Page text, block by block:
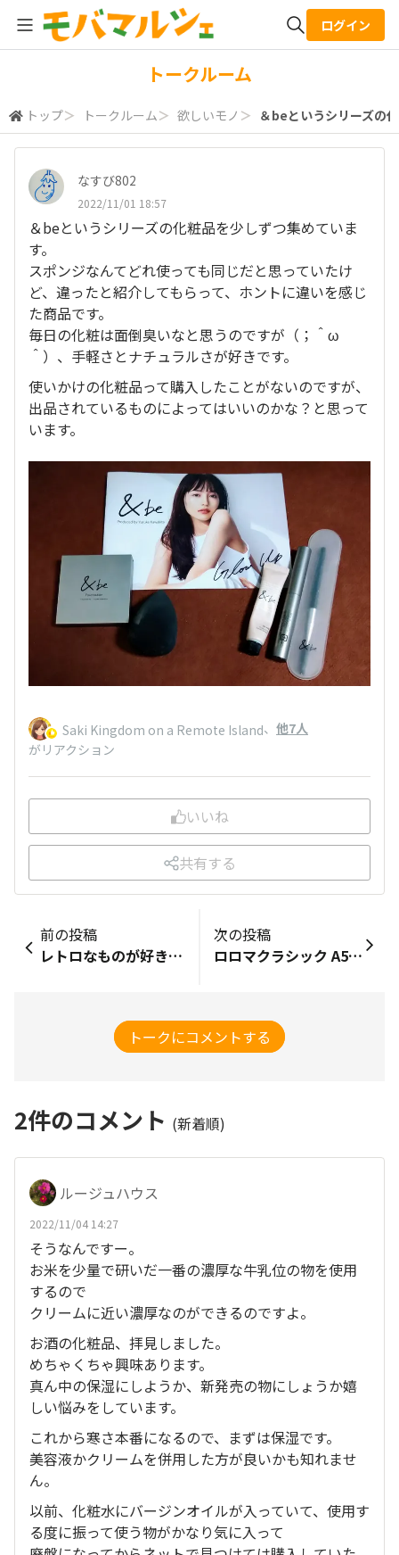
検索
ログイン
トークルーム
トップ＞ トークルーム＞ 欲しいモノ ＞ ＆beというシリーズの
なすび802
2022/11/01 18:57
＆beというシリーズの化粧品を少しずつ集めていま
す。
スポンジなんてどれ使っても同じだと思っていたけ
ど、違ったと紹介してもらって、ホントに違いを感じ
た商品です。
毎日の化粧は面倒臭いなと思うのですが（；＾ω
＾）、手軽さとナチュラルさが好きです。
使いかけの化粧品って購入したことがないのですが、
出品されているものによってはいいのかな？と思って
います。
Saki Kingdom on a Remote Island、 他7人
がリアクション
いいね
共有する
前の投稿
レトロなものが好きです😊 昭和やレトロのものも好きで、かわいいものが見つかるとついついゲットしてしまいます。 つい先日「内藤ルネ展」が開催されていたので足を運び、グッズが販売されていたのでゲットしました！！ 内藤ルネさんのイラストは拝見したことはあったのですが、内藤ルネさんのことはよく知りませんでした。 ◎内藤ルネさん 1950〜1960年代にかけて、圧倒的な人気のファッション誌『ジュニアそれいゆ』の表紙と挿絵を担当し、大ブレイク。ヴィヴィッドに彩られたキッチュな少女画で古い美少女観をひっくり返し、動物から野菜、フルーツ、そして捨てられていた家具まで、それまで誰もが見過ごしていた“カワイイの芽”をイラスト以外にも家具や食器、ルームアクセサリー等あらゆるものの中に次々と見出し、命を吹き込み、人々に発信し続けました。 ▼公式サイトより抜粋 https://www.naitou-rune.jp/profile/ このカップを発見😍した時は、心ときめく✨出会いでゲットしてしまいました！！！ 他にも、ポストカードやシール、ノートなど色々とゲット！ 素敵なレトログッズとの出会いでした🥰 モバオクでも「レトロ」検索すると色々と商品を発見🧐 心躍る商品を見つけたので🔍👀入札しました！ 落札できれば良いなー🙏
次の投稿
ロロマクラシック A5 30ミリリング📔 「ロロマさん」で知る人ぞ知る、ダ・ヴィンチの革製の手帳です。 定価は3万くらいだけどネットだと1万8千円くらい。 ロロマは革製品好き＆手帳好きなら、一度は憧れる？やつで、オイルをたっぷり染み込ませた艶が特徴で、使えば使うほど艶が増してくる、革製品好きにはたまらない一品。 自分が所有しているのは、A5サイズかつ30ミリリングで大量に（500枚くらい）ノートを収納できるタイプで、「魔導書」みたいなデカイ＆分厚い手帳にあこがれて3ヶ月前に購入しました(^^) 日記として毎日2ページくらいは書き込んでいて、1年位で全部埋まるかな？というペースで利用しています。一生使う！ 仕事がらデジタルも結構利用しますが、やっぱり紙とペンが一番思考が整理されて好きです★ ■過去のノート・手帳シリーズ トラベラーズノート（パスポートサイズ） トラベラーズノート（レギュラーサイズ） #文房具 #革製品 #ノート #手帳
トークにコメントする
2件のコメント (新着順)
ルージュハウス
2022/11/04 14:27
そうなんですー。
お米を少量で研いだ一番の濃厚な牛乳位の物を使用
するので
クリームに近い濃厚なのができるのですよ。
お酒の化粧品、拝見しました。
めちゃくちゃ興味あります。
真ん中の保湿にしようか、新発売の物にしょうか嬉
しい悩みをしています。
これから寒さ本番になるので、まずは保湿です。
美容液かクリームを併用した方が良いかも知れませ
ん。
以前、化粧水にバージンオイルが入っていて、使用す
る度に振って使う物がかなり気に入って